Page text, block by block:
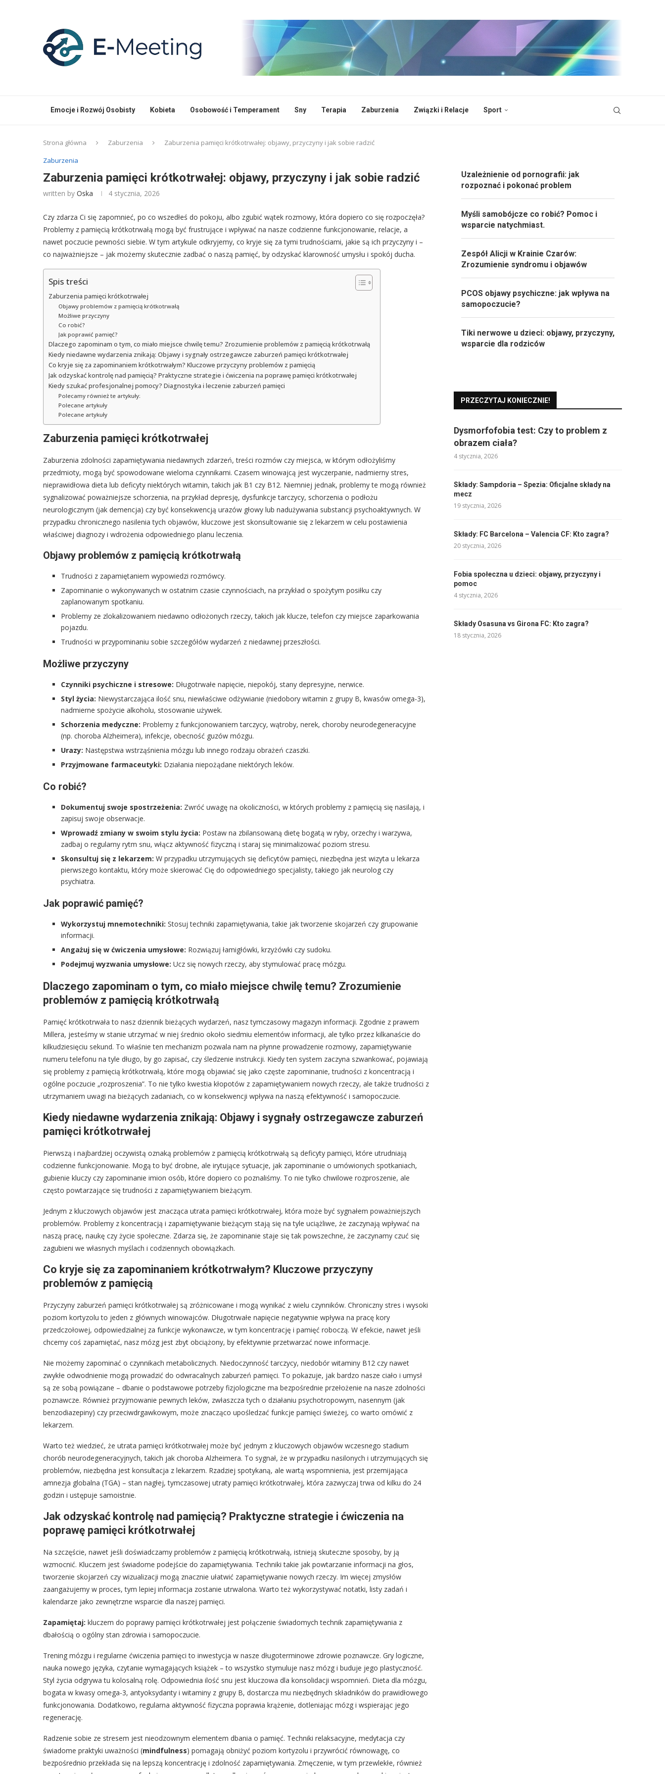
Emocje i Rozwój Osobisty Kobieta Osobowość i Temperament Sny Terapia Zaburzenia Związki i Relacje Sport
Strona główna Zaburzenia
Zaburzenia pamięci krótkotrwałej: objawy, przyczyny i jak sobie radzić
Zaburzenia
Zaburzenia pamięci krótkotrwałej: objawy, przyczyny i jak sobie radzić
written by Oska 4 stycznia, 2026
Czy zdarza Ci się zapomnieć, po co wszedłeś do pokoju, albo zgubić wątek rozmowy, która dopiero co się rozpoczęła?
Problemy z pamięcią krótkotrwałą mogą być frustrujące i wpływać na nasze codzienne funkcjonowanie, relacje, a
nawet poczucie pewności siebie. W tym artykule odkryjemy, co kryje się za tymi trudnościami, jakie są ich przyczyny i –
co najważniejsze – jak możemy skutecznie zadbać o naszą pamięć, by odzyskać klarowność umysłu i spokój ducha.
Spis treści
Zaburzenia pamięci krótkotrwałej
Objawy problemów z pamięcią krótkotrwałą
Możliwe przyczyny
Co robić?
Jak poprawić pamięć?
Dlaczego zapominam o tym, co miało miejsce chwilę temu? Zrozumienie problemów z pamięcią krótkotrwałą
Kiedy niedawne wydarzenia znikają: Objawy i sygnały ostrzegawcze zaburzeń pamięci krótkotrwałej
Co kryje się za zapominaniem krótkotrwałym? Kluczowe przyczyny problemów z pamięcią
Jak odzyskać kontrolę nad pamięcią? Praktyczne strategie i ćwiczenia na poprawę pamięci krótkotrwałej
Kiedy szukać profesjonalnej pomocy? Diagnostyka i leczenie zaburzeń pamięci
Polecamy również te artykuły:
Polecane artykuły
Polecane artykuły
Zaburzenia pamięci krótkotrwałej
Zaburzenia zdolności zapamiętywania niedawnych zdarzeń, treści rozmów czy miejsca, w którym odłożyliśmy
przedmioty, mogą być spowodowane wieloma czynnikami. Czasem winowajcą jest wyczerpanie, nadmierny stres,
nieprawidłowa dieta lub deficyty niektórych witamin, takich jak B1 czy B12. Niemniej jednak, problemy te mogą również
sygnalizować poważniejsze schorzenia, na przykład depresję, dysfunkcje tarczycy, schorzenia o podłożu
neurologicznym (jak demencja) czy być konsekwencją urazów głowy lub nadużywania substancji psychoaktywnych. W
przypadku chronicznego nasilenia tych objawów, kluczowe jest skonsultowanie się z lekarzem w celu postawienia
właściwej diagnozy i wdrożenia odpowiedniego planu leczenia.
Objawy problemów z pamięcią krótkotrwałą
Trudności z zapamiętaniem wypowiedzi rozmówcy.
Zapominanie o wykonywanych w ostatnim czasie czynnościach, na przykład o spożytym posiłku czy
zaplanowanym spotkaniu.
Problemy ze zlokalizowaniem niedawno odłożonych rzeczy, takich jak klucze, telefon czy miejsce zaparkowania
pojazdu.
Trudności w przypominaniu sobie szczegółów wydarzeń z niedawnej przeszłości.
Możliwe przyczyny
Czynniki psychiczne i stresowe: Długotrwałe napięcie, niepokój, stany depresyjne, nerwice.
Styl życia: Niewystarczająca ilość snu, niewłaściwe odżywianie (niedobory witamin z grupy B, kwasów omega-3),
nadmierne spożycie alkoholu, stosowanie używek.
Schorzenia medyczne: Problemy z funkcjonowaniem tarczycy, wątroby, nerek, choroby neurodegeneracyjne
(np. choroba Alzheimera), infekcje, obecność guzów mózgu.
Urazy: Następstwa wstrząśnienia mózgu lub innego rodzaju obrażeń czaszki.
Przyjmowane farmaceutyki: Działania niepożądane niektórych leków.
Co robić?
Dokumentuj swoje spostrzeżenia: Zwróć uwagę na okoliczności, w których problemy z pamięcią się nasilają, i
zapisuj swoje obserwacje.
Wprowadź zmiany w swoim stylu życia: Postaw na zbilansowaną dietę bogatą w ryby, orzechy i warzywa,
zadbaj o regularny rytm snu, włącz aktywność fizyczną i staraj się minimalizować poziom stresu.
Skonsultuj się z lekarzem: W przypadku utrzymujących się deficytów pamięci, niezbędna jest wizyta u lekarza
pierwszego kontaktu, który może skierować Cię do odpowiedniego specjalisty, takiego jak neurolog czy
psychiatra.
Jak poprawić pamięć?
Wykorzystuj mnemotechniki: Stosuj techniki zapamiętywania, takie jak tworzenie skojarzeń czy grupowanie
informacji.
Angażuj się w ćwiczenia umysłowe: Rozwiązuj łamigłówki, krzyżówki czy sudoku.
Podejmuj wyzwania umysłowe: Ucz się nowych rzeczy, aby stymulować pracę mózgu.
Dlaczego zapominam o tym, co miało miejsce chwilę temu? Zrozumienie
problemów z pamięcią krótkotrwałą
Pamięć krótkotrwała to nasz dziennik bieżących wydarzeń, nasz tymczasowy magazyn informacji. Zgodnie z prawem
Millera, jesteśmy w stanie utrzymać w niej średnio około siedmiu elementów informacji, ale tylko przez kilkanaście do
kilkudziesięciu sekund. To właśnie ten mechanizm pozwala nam na płynne prowadzenie rozmowy, zapamiętywanie
numeru telefonu na tyle długo, by go zapisać, czy śledzenie instrukcji. Kiedy ten system zaczyna szwankować, pojawiają
się problemy z pamięcią krótkotrwałą, które mogą objawiać się jako częste zapominanie, trudności z koncentracją i
ogólne poczucie „rozproszenia”. To nie tylko kwestia kłopotów z zapamiętywaniem nowych rzeczy, ale także trudności z
utrzymaniem uwagi na bieżących zadaniach, co w konsekwencji wpływa na naszą efektywność i samopoczucie.
Kiedy niedawne wydarzenia znikają: Objawy i sygnały ostrzegawcze zaburzeń
pamięci krótkotrwałej
Pierwszą i najbardziej oczywistą oznaką problemów z pamięcią krótkotrwałą są deficyty pamięci, które utrudniają
codzienne funkcjonowanie. Mogą to być drobne, ale irytujące sytuacje, jak zapominanie o umówionych spotkaniach,
gubienie kluczy czy zapominanie imion osób, które dopiero co poznaliśmy. To nie tylko chwilowe rozproszenie, ale
często powtarzające się trudności z zapamiętywaniem bieżącym.
Jednym z kluczowych objawów jest znacząca utrata pamięci krótkotrwałej, która może być sygnałem poważniejszych
problemów. Problemy z koncentracją i zapamiętywanie bieżącym stają się na tyle uciążliwe, że zaczynają wpływać na
naszą pracę, naukę czy życie społeczne. Zdarza się, że zapominanie staje się tak powszechne, że zaczynamy czuć się
zagubieni we własnych myślach i codziennych obowiązkach.
Co kryje się za zapominaniem krótkotrwałym? Kluczowe przyczyny
problemów z pamięcią
Przyczyny zaburzeń pamięci krótkotrwałej są zróżnicowane i mogą wynikać z wielu czynników. Chroniczny stres i wysoki
poziom kortyzolu to jeden z głównych winowajców. Długotrwałe napięcie negatywnie wpływa na pracę kory
przedczołowej, odpowiedzialnej za funkcje wykonawcze, w tym koncentrację i pamięć roboczą. W efekcie, nawet jeśli
chcemy coś zapamiętać, nasz mózg jest zbyt obciążony, by efektywnie przetwarzać nowe informacje.
Nie możemy zapominać o czynnikach metabolicznych. Niedoczynność tarczycy, niedobór witaminy B12 czy nawet
zwykłe odwodnienie mogą prowadzić do odwracalnych zaburzeń pamięci. To pokazuje, jak bardzo nasze ciało i umysł
są ze sobą powiązane – dbanie o podstawowe potrzeby fizjologiczne ma bezpośrednie przełożenie na nasze zdolności
poznawcze. Również przyjmowanie pewnych leków, zwłaszcza tych o działaniu psychotropowym, nasennym (jak
benzodiazepiny) czy przeciwdrgawkowym, może znacząco upośledzać funkcje pamięci świeżej, co warto omówić z
lekarzem.
Warto też wiedzieć, że utrata pamięci krótkotrwałej może być jednym z kluczowych objawów wczesnego stadium
chorób neurodegeneracyjnych, takich jak choroba Alzheimera. To sygnał, że w przypadku nasilonych i utrzymujących się
problemów, niezbędna jest konsultacja z lekarzem. Rzadziej spotykaną, ale wartą wspomnienia, jest przemijająca
amnezja globalna (TGA) – stan nagłej, tymczasowej utraty pamięci krótkotrwałej, która zazwyczaj trwa od kilku do 24
godzin i ustępuje samoistnie.
Jak odzyskać kontrolę nad pamięcią? Praktyczne strategie i ćwiczenia na
poprawę pamięci krótkotrwałej
Na szczęście, nawet jeśli doświadczamy problemów z pamięcią krótkotrwałą, istnieją skuteczne sposoby, by ją
wzmocnić. Kluczem jest świadome podejście do zapamiętywania. Techniki takie jak powtarzanie informacji na głos,
tworzenie skojarzeń czy wizualizacji mogą znacznie ułatwić zapamiętywanie nowych rzeczy. Im więcej zmysłów
zaangażujemy w proces, tym lepiej informacja zostanie utrwalona. Warto też wykorzystywać notatki, listy zadań i
kalendarze jako zewnętrzne wsparcie dla naszej pamięci.
Zapamiętaj: kluczem do poprawy pamięci krótkotrwałej jest połączenie świadomych technik zapamiętywania z
dbałością o ogólny stan zdrowia i samopoczucie.
Trening mózgu i regularne ćwiczenia pamięci to inwestycja w nasze długoterminowe zdrowie poznawcze. Gry logiczne,
nauka nowego języka, czytanie wymagających książek – to wszystko stymuluje nasz mózg i buduje jego plastyczność.
Styl życia odgrywa tu kolosalną rolę. Odpowiednia ilość snu jest kluczowa dla konsolidacji wspomnień. Dieta dla mózgu,
bogata w kwasy omega-3, antyoksydanty i witaminy z grupy B, dostarcza mu niezbędnych składników do prawidłowego
funkcjonowania. Dodatkowo, regularna aktywność fizyczna poprawia krążenie, dotleniając mózg i wspierając jego
regenerację.
Radzenie sobie ze stresem jest nieodzownym elementem dbania o pamięć. Techniki relaksacyjne, medytacja czy
świadome praktyki uważności (mindfulness) pomagają obniżyć poziom kortyzolu i przywrócić równowagę, co
bezpośrednio przekłada się na lepszą koncentrację i zdolność zapamiętywania. Zmęczenie, w tym przewlekłe, również
Uzależnienie od pornografii: jak
rozpoznać i pokonać problem
Myśli samobójcze co robić? Pomoc i
wsparcie natychmiast.
Zespół Alicji w Krainie Czarów:
Zrozumienie syndromu i objawów
PCOS objawy psychiczne: jak wpływa na
samopoczucie?
Tiki nerwowe u dzieci: objawy, przyczyny,
wsparcie dla rodziców
PRZECZYTAJ KONIECZNIE!
Dysmorfofobia test: Czy to problem z
obrazem ciała?
4 stycznia, 2026
Składy: Sampdoria – Spezia: Oficjalne składy na
mecz
19 stycznia, 2026
Składy: FC Barcelona – Valencia CF: Kto zagra?
20 stycznia, 2026
Fobia społeczna u dzieci: objawy, przyczyny i
pomoc
4 stycznia, 2026
Składy Osasuna vs Girona FC: Kto zagra?
18 stycznia, 2026